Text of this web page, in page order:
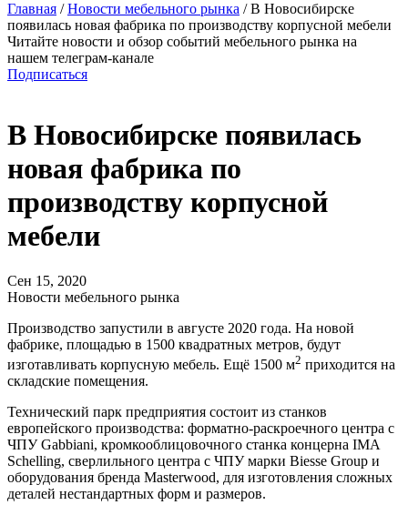
Главная /Новости мебельного рынка /В Новосибирске
появилась новая фабрика по производству корпусной мебели
Читайте новости и обзор событий мебельного рынка на
нашем телеграм-канале
Подписаться
В Новосибирске появилась
новая фабрика по
производству корпусной
мебели
Сен 15, 2020
Новости мебельного рынка
Производство запустили в августе 2020 года. На новой
фабрике, площадью в 1500 квадратных метров, будут
изготавливать корпусную мебель. Ещё 1500 м2 приходится на
складские помещения.
Технический парк предприятия состоит из станков
европейского производства: форматно-раскроечного центра с
ЧПУ Gabbiani, кромкооблицовочного станка концерна IMA
Schelling, сверлильного центра с ЧПУ марки Biesse Group и
оборудования бренда Masterwood, для изготовления сложных
деталей нестандартных форм и размеров.